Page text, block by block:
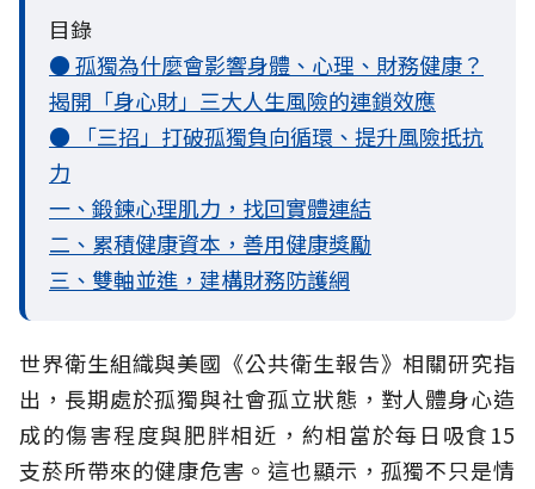
目錄
● 孤獨為什麼會影響身體、心理、財務健康？
揭開「身心財」三大人生風險的連鎖效應
● 「三招」打破孤獨負向循環、提升風險抵抗
力
一、鍛鍊心理肌力，找回實體連結
二、累積健康資本，善用健康獎勵
三、雙軸並進，建構財務防護網
世界衛生組織與美國《公共衛生報告》相關研究指
出，長期處於孤獨與社會孤立狀態，對人體身心造
成的傷害程度與肥胖相近，約相當於每日吸食15
支菸所帶來的健康危害。這也顯示，孤獨不只是情